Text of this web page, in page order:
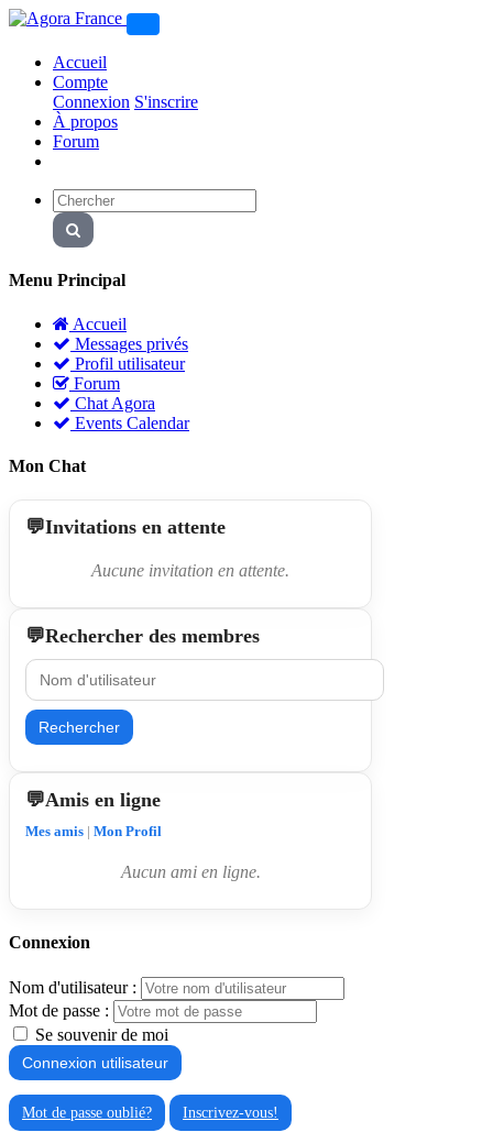
Accueil
Compte
Connexion S'inscrire
À propos
Forum
Menu Principal
Accueil
Messages privés
Profil utilisateur
Forum
Chat Agora
Events Calendar
Mon Chat
Invitations en attente
Aucune invitation en attente.
Rechercher des membres
Rechercher
Amis en ligne
Mes amis | Mon Profil
Aucun ami en ligne.
Connexion
Nom d'utilisateur :
Mot de passe :
Se souvenir de moi
Mot de passe oublié? Inscrivez-vous!